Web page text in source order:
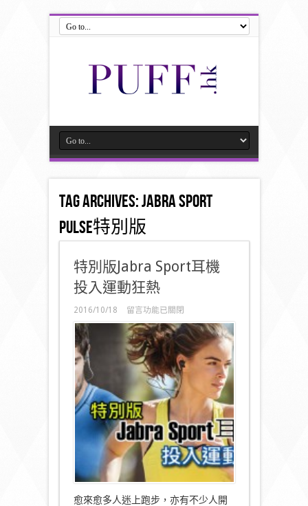
Tag Archives:Jabra Sport
Pulse特別版
特別版Jabra Sport耳機
投入運動狂熱
2016/10/18
在
〈特
別
版
Jabra
Sport
機
投
入
運
動
狂
熱〉
中
留言功能已關閉
愈來愈多人迷上跑步，亦有不少人開